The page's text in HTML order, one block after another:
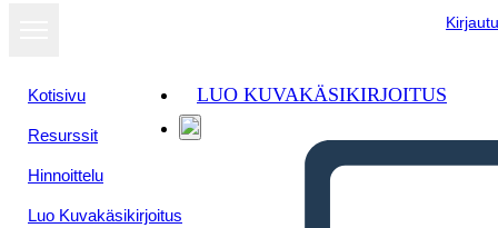
Kotisivu
Resurssit
Hinnoittelu
Luo Kuvakäsikirjoitus
LUO KUVAKÄSIKIRJOITUS